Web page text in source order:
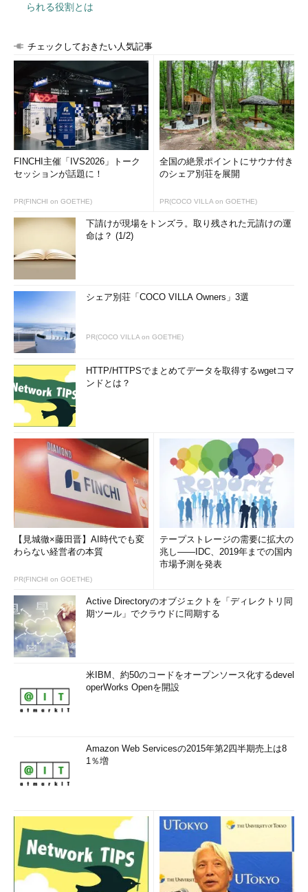
られる役割とは
チェックしておきたい人気記事
FINCHI主催「IVS2026」トーク
セッションが話題に！
PR(FINCHI on GOETHE)
全国の絶景ポイントにサウナ付き
のシェア別荘を展開
PR(COCO VILLA on GOETHE)
下請けが現場をトンズラ。取り残された元請けの運
命は？ (1/2)
シェア別荘「COCO VILLA Owners」3選
PR(COCO VILLA on GOETHE)
HTTP/HTTPSでまとめてデータを取得するwgetコマ
ンドとは？
【見城徹×藤田晋】AI時代でも変
わらない経営者の本質
PR(FINCHI on GOETHE)
テープストレージの需要に拡大の
兆し――IDC、2019年までの国内
市場予測を発表
Active Directoryのオブジェクトを「ディレクトリ同
期ツール」でクラウドに同期する
米IBM、約50のコードをオープンソース化するdevel
operWorks Openを開設
Amazon Web Servicesの2015年第2四半期売上は8
1％増